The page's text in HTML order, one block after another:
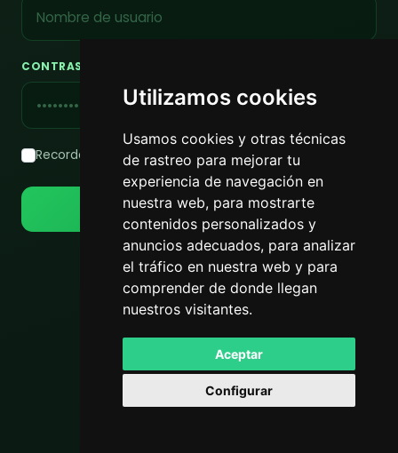
Utilizamos cookies
Usamos cookies y otras técnicas
de rastreo para mejorar tu
experiencia de navegación en
nuestra web, para mostrarte
contenidos personalizados y
anuncios adecuados, para analizar
el tráfico en nuestra web y para
comprender de donde llegan
nuestros visitantes.
Aceptar
Configurar
CONTRASEÑA
Recordarme ¿OLVIDASTE TU CONTRASEÑA?
Iniciar sesión Registrarse
¿No tienes una cuenta?Registrarse
Powered byLeaderOS